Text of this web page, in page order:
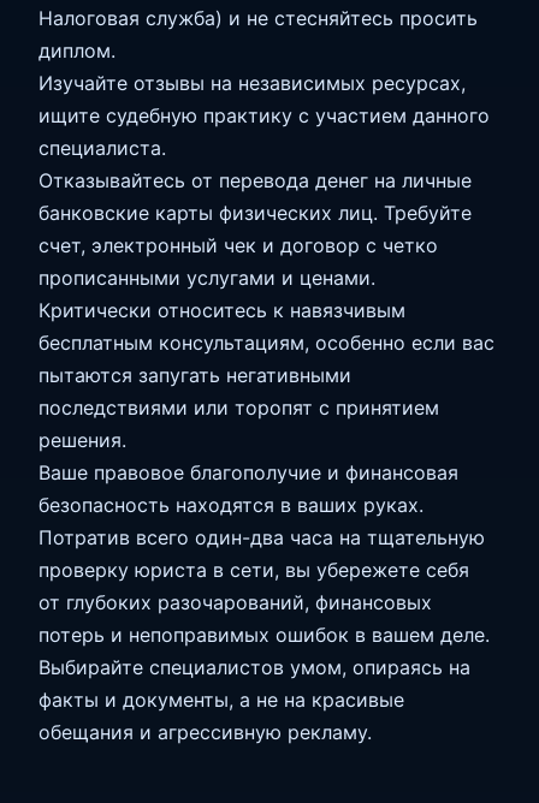
Налоговая служба) и не стесняйтесь просить
диплом.
Изучайте отзывы на независимых ресурсах,
ищите судебную практику с участием данного
специалиста.
Отказывайтесь от перевода денег на личные
банковские карты физических лиц. Требуйте
счет, электронный чек и договор с четко
прописанными услугами и ценами.
Критически относитесь к навязчивым
бесплатным консультациям, особенно если вас
пытаются запугать негативными
последствиями или торопят с принятием
решения.
Ваше правовое благополучие и финансовая
безопасность находятся в ваших руках.
Потратив всего один-два часа на тщательную
проверку юриста в сети, вы убережете себя
от глубоких разочарований, финансовых
потерь и непоправимых ошибок в вашем деле.
Выбирайте специалистов умом, опираясь на
факты и документы, а не на красивые
обещания и агрессивную рекламу.